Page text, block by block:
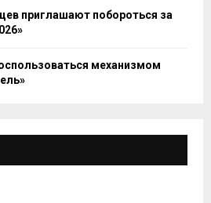
приглашают побороться за
механизмом